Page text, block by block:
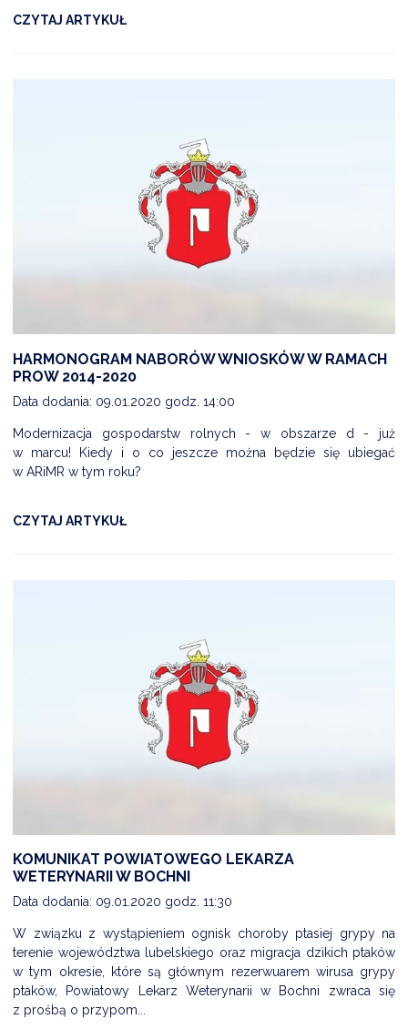
CZYTAJ ARTYKUŁ
HARMONOGRAM NABORÓW WNIOSKÓW W RAMACH
PROW 2014-2020
Data dodania: 09.01.2020 godz. 14:00
Modernizacja gospodarstw rolnych - w obszarze d - już
w marcu! Kiedy i o co jeszcze można będzie się ubiegać
w ARiMR w tym roku?
CZYTAJ ARTYKUŁ
KOMUNIKAT POWIATOWEGO LEKARZA
WETERYNARII W BOCHNI
Data dodania: 09.01.2020 godz. 11:30
W związku z wystąpieniem ognisk choroby ptasiej grypy na
terenie województwa lubelskiego oraz migracja dzikich ptaków
w tym okresie, które są głównym rezerwuarem wirusa grypy
ptaków, Powiatowy Lekarz Weterynarii w Bochni zwraca się
z prośbą o przypom...